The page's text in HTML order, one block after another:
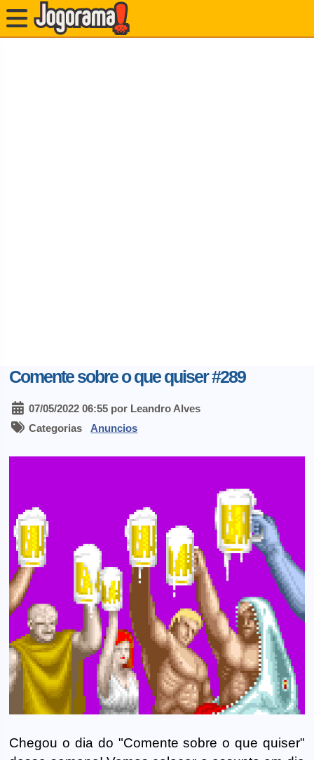
Comente sobre o que quiser #289
07/05/2022 06:55 por Leandro Alves
Categorias Anuncios
Chegou o dia do "Comente sobre o que quiser"